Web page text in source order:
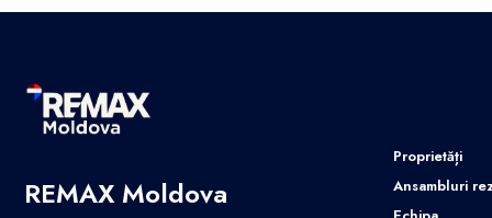
REMAX Moldova
Proprietăți
Ansambluri